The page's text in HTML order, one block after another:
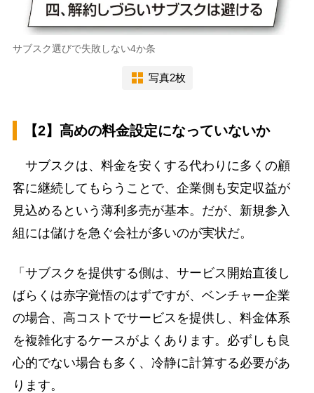
サブスク選びで失敗しない4か条
写真2枚
【2】高めの料金設定になっていないか
サブスクは、料金を安くする代わりに多くの顧
客に継続してもらうことで、企業側も安定収益が
見込めるという薄利多売が基本。だが、新規参入
組には儲けを急ぐ会社が多いのが実状だ。
「サブスクを提供する側は、サービス開始直後し
ばらくは赤字覚悟のはずですが、ベンチャー企業
の場合、高コストでサービスを提供し、料金体系
を複雑化するケースがよくあります。必ずしも良
心的でない場合も多く、冷静に計算する必要があ
ります。